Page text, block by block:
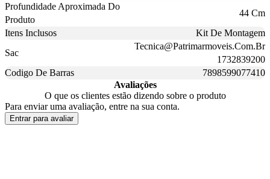
Profundidade Aproximada Do
Produto
44 Cm
Itens Inclusos
Kit De Montagem
Sac
Tecnica@Patrimarmoveis.Com.Br
1732839200
Codigo De Barras
7898599077410
Avaliações
O que os clientes estão dizendo sobre o produto
Para enviar uma avaliação, entre na sua conta.
Entrar para avaliar